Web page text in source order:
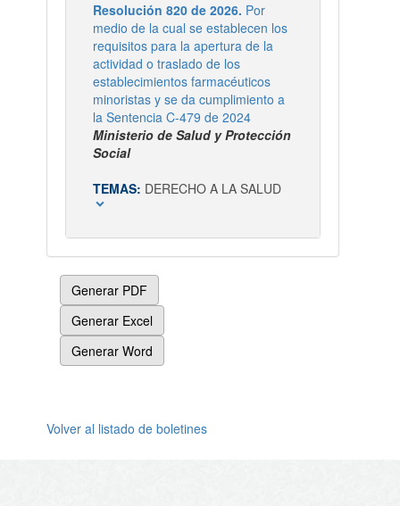
Resolución 820 de 2026. Por
medio de la cual se establecen los
requisitos para la apertura de la
actividad o traslado de los
establecimientos farmacéuticos
minoristas y se da cumplimiento a
la Sentencia C-479 de 2024
Ministerio de Salud y Protección
Social
TEMAS: DERECHO A LA SALUD
expand_more
Generar PDF
Generar Excel
Generar Word
Volver al listado de boletines